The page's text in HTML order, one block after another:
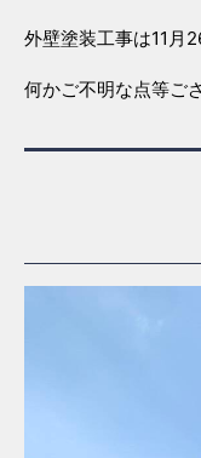
外壁塗装工事は11月
何かご不明な点等ご